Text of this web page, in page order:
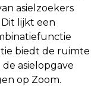
asielzoekers
lijkt een
biedt de ruimte
asielopgave
op Zoom.